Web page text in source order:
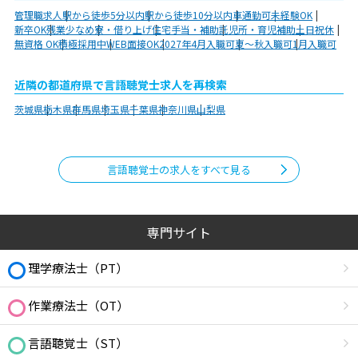
管理職求人駅から徒歩5分以内駅から徒歩10分以内車通勤可未経験OK
新卒OK残業少なめ寮・借り上げ住宅手当・補助託児所・育児補助土日祝休
無資格 OK積極採用中WEB面接OK2027年4月入職可夏～秋入職可1月入職可
近隣の都道府県で言語聴覚士求人を再検索
茨城県栃木県群馬県埼玉県千葉県神奈川県山梨県
言語聴覚士の求人をすべて見る
専門サイト
理学療法士（PT）
作業療法士（OT）
言語聴覚士（ST）